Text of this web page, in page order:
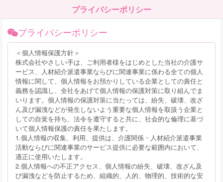
プライバシーポリシー
プライバシーポリシー
＜個人情報保護方針＞
株式会社やさしい手は、ご利用者様をはじめとした当社の介護サ
ービス、人材紹介派遣事業ならびに関連事業に係わる全ての個人
情報に関して、個人情報をお預かりしている企業としての責任と
義務を認識し、全社をあげて個人情報の保護対策に取り組んでま
いります。個人情報の保護対策に当たっては、紛失、破壊、改ざ
ん及び漏洩などが発生しないよう重要な個人情報を取扱う企業と
しての自覚を持ち、法令を遵守すると共に、社会的な倫理に基づ
いて個人情報保護の責任を果たします。
1.個人情報の収集、利用、提供は、介護関係・人材紹介派遣事業
活動ならびに関連事業のサービス提供に必要な範囲内において、
適正に使用いたします。
2.個人情報への不正アクセス、個人情報の紛失、破壊、改ざん及
び漏洩などを防止するため、組織的、人的、物理的、技術的な安